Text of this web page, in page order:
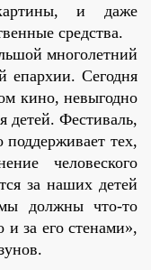
и даже
средства.
многолетний
епархии. Сегодня
кино, невыгодно
детей. Фестиваль,
поддерживает тех,
человеского
за наших детей
должны что-то
и за его стенами»,